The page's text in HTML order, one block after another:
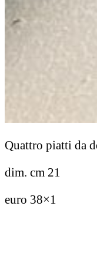
Quattro piatti da
dim. cm 21
euro 38×1